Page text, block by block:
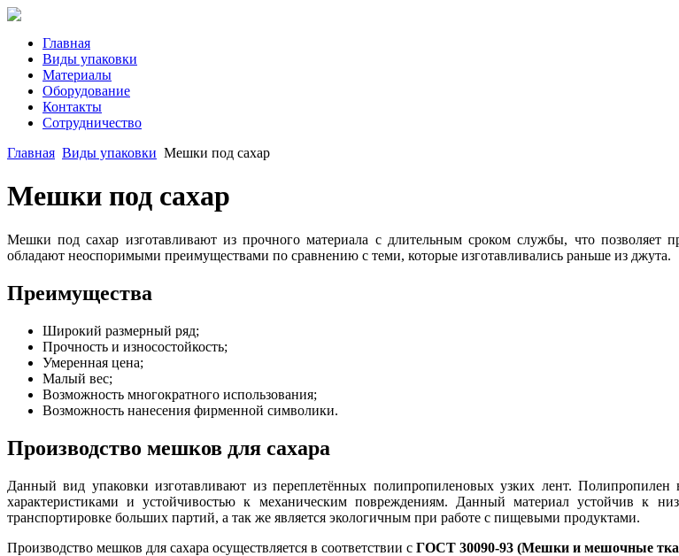
Главная
Виды упаковки
Материалы
Оборудование
Контакты
Сотрудничество
Главная Виды упаковки Мешки под сахар
Мешки под сахар
Мешки под сахар изготавливают из прочного материала с длительным сроком службы, что
обладают неоспоримыми преимуществами по сравнению с теми, которые изготавливались раньше из джута.
Преимущества
Широкий размерный ряд;
Прочность и износостойкость;
Умеренная цена;
Малый вес;
Возможность многократного использования;
Возможность нанесения фирменной символики.
Производство мешков для сахара
Данный вид упаковки изготавливают из переплетённых полипропиленовых узких лент.
характеристиками и устойчивостью к механическим повреждениям. Данный материал устойчив к
транспортировке больших партий, а так же является экологичным при работе с пищевыми продуктами.
Производство мешков для сахара осуществляется в соответствии с ГОСТ 30090-93 (Мешки и мешочные